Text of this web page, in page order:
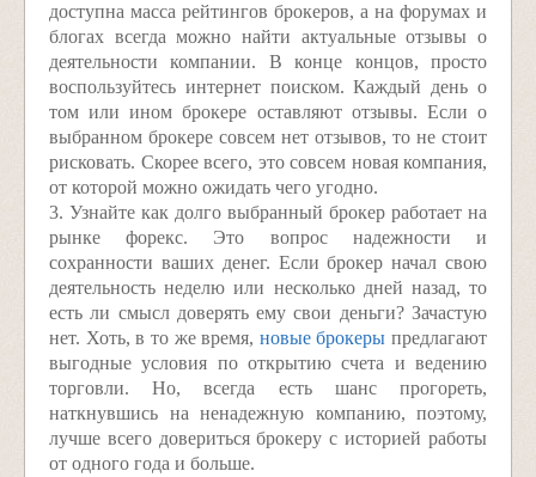
доступна масса рейтингов брокеров, а на форумах и
блогах всегда можно найти актуальные отзывы о
деятельности компании. В конце концов, просто
воспользуйтесь интернет поиском. Каждый день о
том или ином брокере оставляют отзывы. Если о
выбранном брокере совсем нет отзывов, то не стоит
рисковать. Скорее всего, это совсем новая компания,
от которой можно ожидать чего угодно.
3. Узнайте как долго выбранный брокер работает на
рынке форекс. Это вопрос надежности и
сохранности ваших денег. Если брокер начал свою
деятельность неделю или несколько дней назад, то
есть ли смысл доверять ему свои деньги? Зачастую
нет. Хоть, в то же время, новые брокеры предлагают
выгодные условия по открытию счета и ведению
торговли. Но, всегда есть шанс прогореть,
наткнувшись на ненадежную компанию, поэтому,
лучше всего довериться брокеру с историей работы
от одного года и больше.